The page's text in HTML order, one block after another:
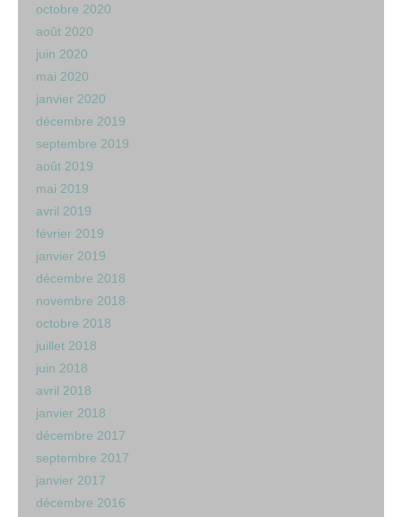
octobre 2020
août 2020
juin 2020
mai 2020
janvier 2020
décembre 2019
septembre 2019
août 2019
mai 2019
avril 2019
février 2019
janvier 2019
décembre 2018
novembre 2018
octobre 2018
juillet 2018
juin 2018
avril 2018
janvier 2018
décembre 2017
septembre 2017
janvier 2017
décembre 2016